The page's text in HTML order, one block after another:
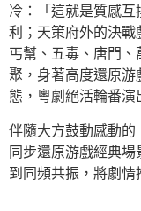
冷：「這就是質感互
利；天策府外的決戰
丐幫、五毒、唐門、
聚，身著高度還原
態，粵劇絕活輪番演
伴隨大方鼓動感動的
同步還原游戲經典
到同頻共振，將劇